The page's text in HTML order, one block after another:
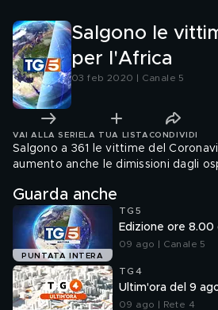
Salgono le
per l'Africa
03 feb 2020 | Canale 5
VAI ALLA SERIE LA TUA LISTA CONDIVIDI
Salgono a 361 le vittime del
aumento anche le dimissioni dagli
Guarda anche
PUNTATA INTERA
TG5
Edizione ore
09 ago | Canale 5
TG4
Ultim'ora del 9
09 ago | Rete 4